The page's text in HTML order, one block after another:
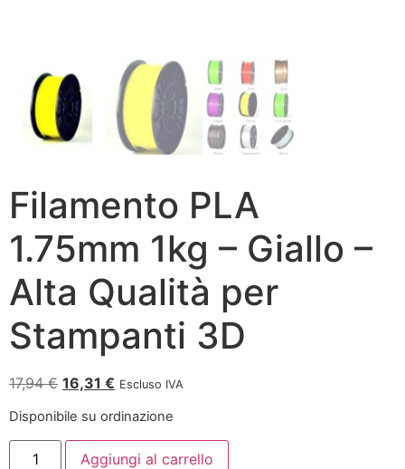
Filamento PLA
1.75mm 1kg – Giallo –
Alta Qualità per
Stampanti 3D
17,94€ 16,31 € Escluso IVA
Disponibile su ordinazione
Aggiungi al carrello